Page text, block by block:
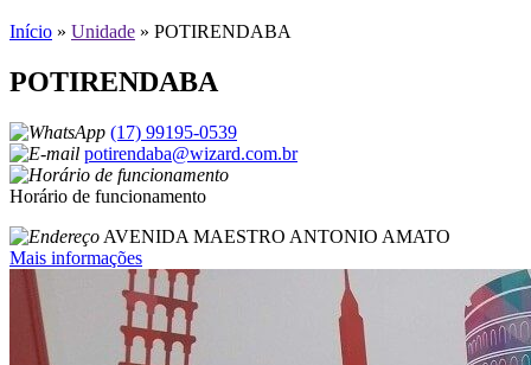
Início » Unidade » POTIRENDABA
POTIRENDABA
(17) 99195-0539
potirendaba@wizard.com.br
Horário de funcionamento
AVENIDA MAESTRO ANTONIO AMATO
Mais informações